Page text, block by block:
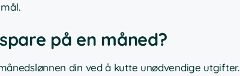
på en måned?
din ved å kutte unødvendige utgifter.